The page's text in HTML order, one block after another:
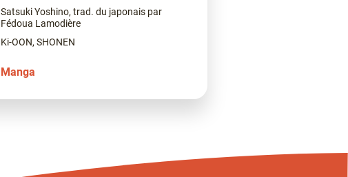
Satsuki Yoshino, trad. du japonais par
Fédoua Lamodière
Ki-OON, SHONEN
Manga